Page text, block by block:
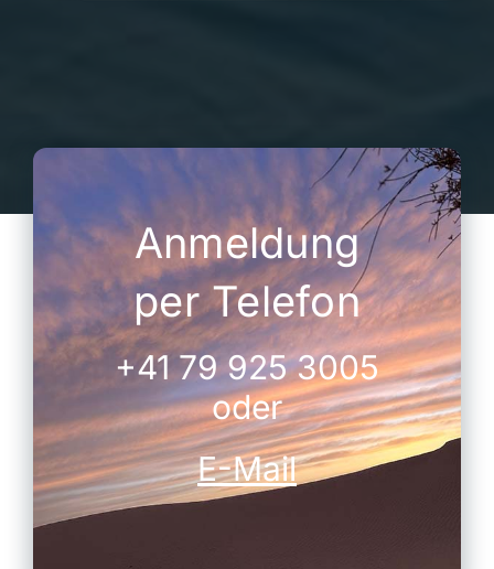
Anmeldung
per Telefon
+41 79 925 3005
oder
E-Mail